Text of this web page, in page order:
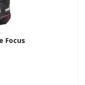
Focus